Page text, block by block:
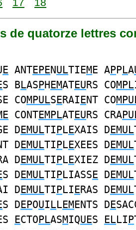
de quatorze lettres
E ANTEPENULTIEME APPLA
S BLASPHEMATEURS COMPL
COMPULSERAIENT CO
CONTEMPLATEURS CRA
DEMULTIPLEXAIS DEMUL
DEMULTIPLEXEES DEMUL
DEMULTIPLEXIEZ DEMUL
S DEMULTIPLIASSE DEMUL
DEMULTIPLIERAS DEMUL
S DEPOUILLEMENTS DE
ECTOPLASMIQUES ELLIP